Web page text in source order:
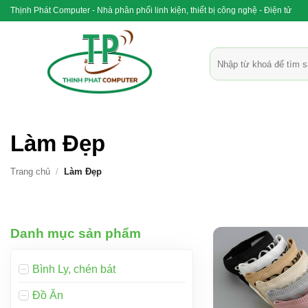
Bỏ
qua
Thịnh Phát Computer - Nhà phân phối linh kiện, thiết bị công nghệ - Điện tử
Tìm
kiếm:
Làm Đẹp
Trang chủ / Làm Đẹp
Danh mục sản phẩm
Bình Ly, chén bát
Đồ Ăn